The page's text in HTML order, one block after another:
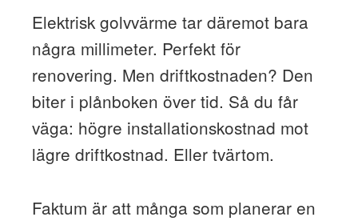
Elektrisk golvvärme tar däremot bara
några millimeter. Perfekt för
renovering. Men driftkostnaden? Den
biter i plånboken över tid. Så du får
väga: högre installationskostnad mot
lägre driftkostnad. Eller tvärtom.
Faktum är att många som planerar en